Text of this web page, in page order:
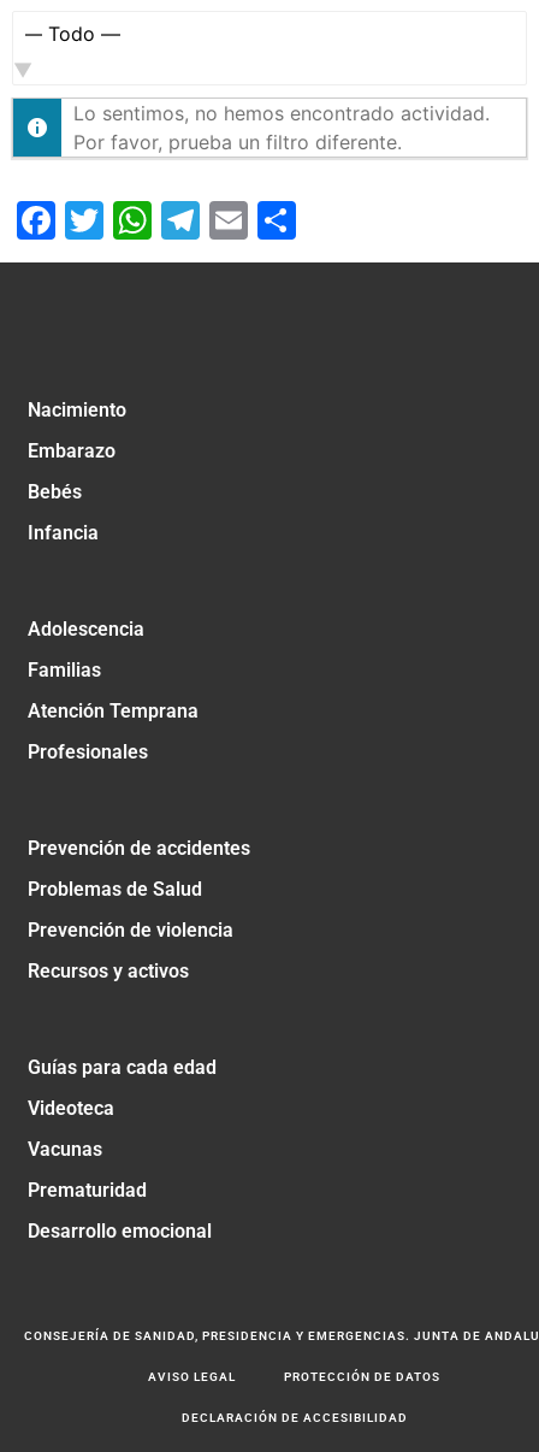
Mostrar:
Lo sentimos, no hemos encontrado actividad.
Por favor, prueba un filtro diferente.
Facebook
Twitter
WhatsApp
Telegram
Email
Nacimiento
Embarazo
Bebés
Infancia
Adolescencia
Familias
Atención Temprana
Profesionales
Prevención de accidentes
Problemas de Salud
Prevención de violencia
Recursos y activos
Guías para cada edad
Videoteca
Vacunas
Prematuridad
Desarrollo emocional
CONSEJERÍA DE SANIDAD, PRESIDENCIA Y EMERGENCIAS. JUNTA DE
AVISO LEGAL PROTECCIÓN DE DATOS
DECLARACIÓN DE ACCESIBILIDAD